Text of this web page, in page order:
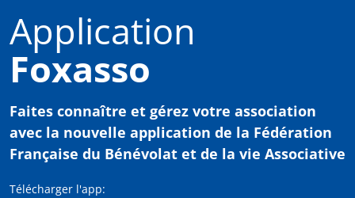
Application
Foxasso
Faites connaître et gérez votre association
avec la nouvelle application de la Fédération
Française du Bénévolat et de la vie Associative
Télécharger l'app: